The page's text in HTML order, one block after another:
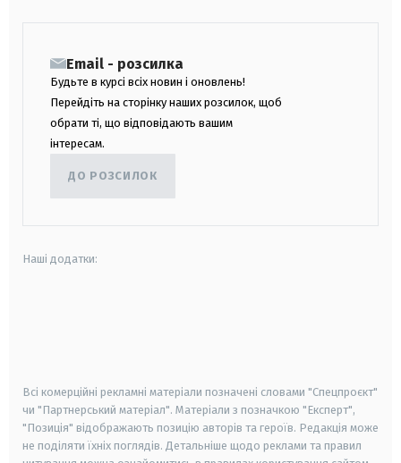
Email - розсилка
Будьте в курсі всіх новин і оновлень!
Перейдіть на сторінку наших розсилок, щоб
обрати ті, що відповідають вашим
інтересам.
ДО РОЗСИЛОК
Наші додатки:
Всі комерційні рекламні матеріали позначені словами "Спецпроєкт"
чи "Партнерський матеріал". Матеріали з позначкою "Експерт",
"Позиція" відображають позицію авторів та героїв. Редакція може
не поділяти їхніх поглядів. Детальніше щодо реклами та правил